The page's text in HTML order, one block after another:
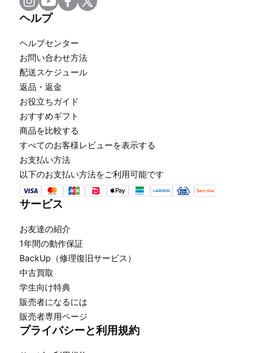
ヘルプ
ヘルプセンター
お問い合わせ方法
配送スケジュール
返品・返金
お役立ちガイド
おすすめギフト
商品を比較する
すべてのお客様レビューを表示する
お支払い方法
以下のお支払い方法をご利用可能です
サービス
お友達の紹介
1年間の動作保証
BackUp（修理復旧サービス）
中古買取
学生向け特典
販売者になるには
販売者専用ページ
プライバシーと利用規約